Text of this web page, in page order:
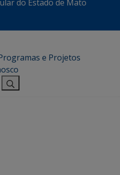
do Estado de Mato
e Projetos